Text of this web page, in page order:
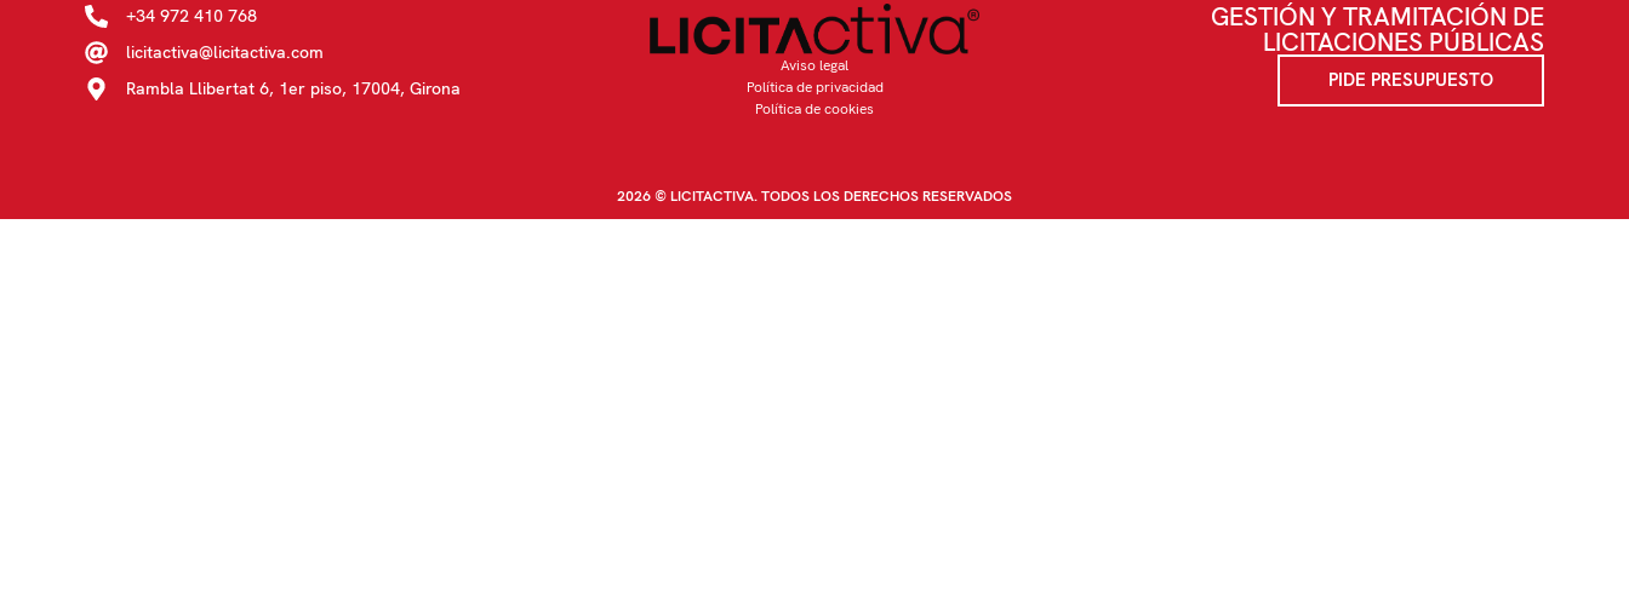
+34 972 410 768
licitactiva@licitactiva.com
Rambla Llibertat 6, 1er piso, 17004, Girona
Aviso legal
Política de privacidad
Política de cookies
GESTIÓN Y TRAMITACIÓN DE
LICITACIONES PÚBLICAS
PIDE PRESUPUESTO
2026 © LICITACTIVA. TODOS LOS DERECHOS RESERVADOS